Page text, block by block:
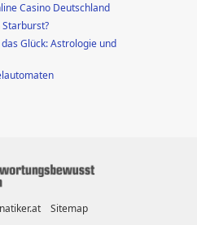
Casino Deutschland
Glück: Astrologie und
Sitemap